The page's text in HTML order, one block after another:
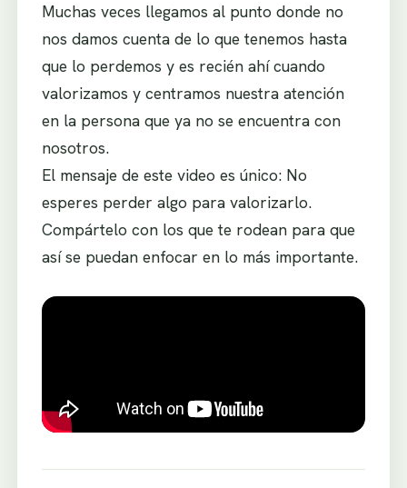
Muchas veces llegamos al punto donde no
nos damos cuenta de lo que tenemos hasta
que lo perdemos y es recién ahí cuando
valorizamos y centramos nuestra atención
en la persona que ya no se encuentra con
nosotros.
El mensaje de este video es único: No
esperes perder algo para valorizarlo.
Compártelo con los que te rodean para que
así se puedan enfocar en lo más importante.